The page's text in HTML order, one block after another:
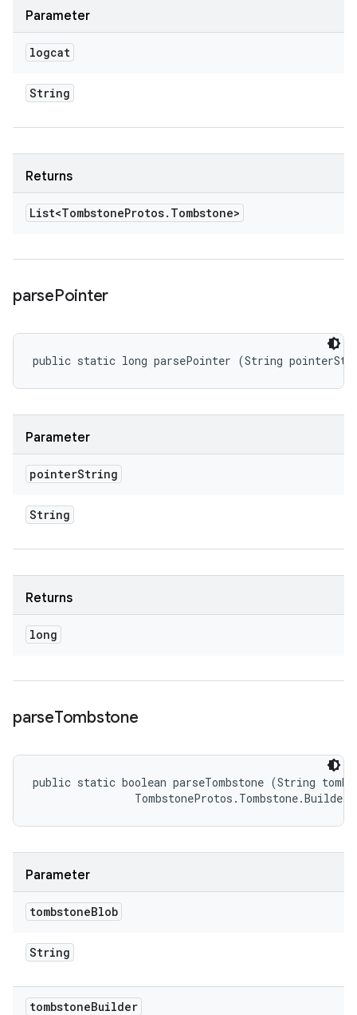
Parameter
logcat
String
Returns
List<TombstoneProtos. Tombstone>
parsePointer
public static long parsePointer (String
Parameter
pointerString
String
Returns
long
parseTombstone
public static boolean parseTombstone (String
TombstoneProtos.Tombstone.Builder
Parameter
tombstoneBlob
String
tombstoneBuilder